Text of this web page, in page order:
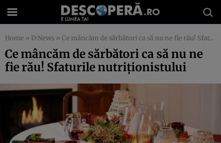
Home » D:News » Ce mâncăm de sărbători ca să nu ne fie rău! Sfaturile nutriţionistului
Ce mâncăm de sărbători ca să nu ne
fie rău! Sfaturile nutriţionistului